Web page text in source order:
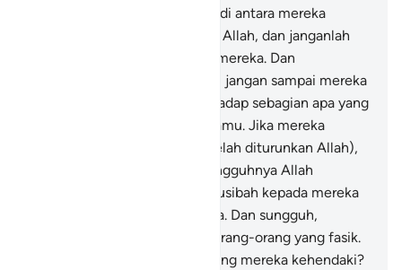
engkau memutuskan perkara di antara mereka
menurut apa yang diturunkan Allah, dan janganlah
engkau mengikuti keinginan mereka. Dan
waspadalah terhadap mereka, jangan sampai mereka
memperdayakan engkau terhadap sebagian apa yang
telah diturunkan Allah kepadamu. Jika mereka
berpaling (dari hukum yang telah diturunkan Allah),
maka ketahuilah bahwa sesungguhnya Allah
berkehendak menimpakan musibah kepada mereka
disebabkan dosa-dosa mereka. Dan sungguh,
kebanyakan manusia adalah orang-orang yang fasik.
Apakah hukum Jahiliah yang mereka kehendaki?